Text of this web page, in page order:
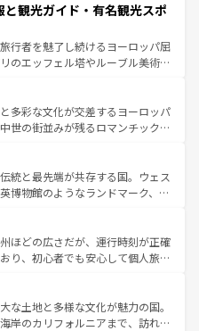
、忘れられない旅をしてみよう！
報は
、情熱的なフラメンコ、熱気あふ
いタパスが生活の一部となってい
練された雰囲気や、バルセロナの
、地方では古代ローマ遺跡や中世
や気候が異なるスペインはその個
性で訪れる人を魅了する。 なお、新着のスペイン情報は コ
ほしい。
と観光ガイド・有名観光スポ
行者を魅了し続けるヨーロッパ屈
のエッフェル塔やルーブル美術館
ている。華麗な宮殿、歴史的な大
して豊かな自然が、訪れる者を心
ランスは美食の国としても知ら
地であるランス、プロヴァンスの
ど、多彩な楽しみ方が可能だ。さ
も魅力が溢れており、どの街角に
れぞれで全く異なる文化を体験で
なお、新着のフランス情報はコンテンツ一覧
多彩な文化が交差するヨーロッパ
世の街並みが残るロマンチック街
を歩いても飽きることがない。ベ
イエルン州のアルプスの絶景、そ
ン畑といった風景は必見。ビール
してほしい。 なお、新着の
一覧を参照してほしい。
統と最先端が共存する国。ウェス
博物館のようなランドマーク、歴
ある。また、優雅なアフタヌーン
たまらない英国パブ、サッカー観
できる体験も豊富。イギリスを旅
い。
ほどの広さだが、運行時刻が正確
り、初心者でも安心して個人旅行
や、スイスならではのユニークな
観光だけでなく町歩きも満喫する
得が高いため物価も高いが、旅行
な土地と多様な文化が魅力の国。
岸のカリフォルニアまで、訪れる